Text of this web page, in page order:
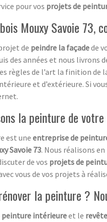
pour vos projets de
Mouxy Savoie 73,
de peindre la façadede
des années et nous livrons
règles de l’art la finition de
et d’extérieure. Si
la peinture de
est une entreprise de
Savoie 73. Nous réalisons
de vos projets de
vous de vos projets à
la peinture ?
peinture intérieureet le